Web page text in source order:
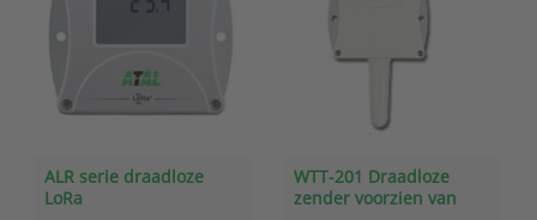
ALR serie draadloze
LoRa
WTT-201 Draadloze
zender voorzien van